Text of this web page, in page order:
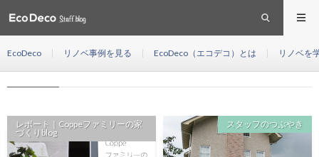
EcoDeco リノベ事例を見る EcoDeco（エコデコ）とは リノベを
HOME サンルーム
レポート｜Coppeファミリーの家
づくりblog
スタッフのつぶやき